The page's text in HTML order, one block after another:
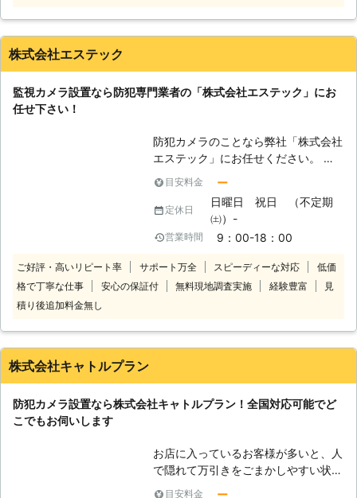
株式会社エステック
監視カメラ設置なら防犯専門業者の「株式会社エステック」にお
任せ下さい！
防犯カメラのことなら弊社「株式会社
エステック」にお任せください。 弊
社は埼玉県さいたま市岩槻区に拠点を
構える、防犯カメラ・セキュリティシ
ステムの専門業者です。埼玉県さいた
ま市を中心に、関東一円のお客様から
の防犯カメラ設置のご依頼を承ってお
ります。 プロの防犯設備士がお伺い
し、入念に現地調査をおこなってか
ら、お客様に最適なプランをご提示い
寧さが弊社の強みです。 ぜひ弊社HP
目安料金 ー
定休日
日曜日 祝日 （不定期
㈯）-
営業時間 9：00-18：00
ご好評・高いリピート率 サポート万全 スピーディーな対応
低価
格で丁寧な仕事
安心の保証付 無料現地調査実施 経験豊富
見
積り後追加料金無し
株式会社キャトルプラン
防犯カメラ設置なら株式会社キャトルプラン！全国対応可能でど
こでもお伺いします
お店に入っているお客様が多いと、人
で隠れて万引きをごまかしやすい状況
ができます。そのような状況であれ
目安料金 ー